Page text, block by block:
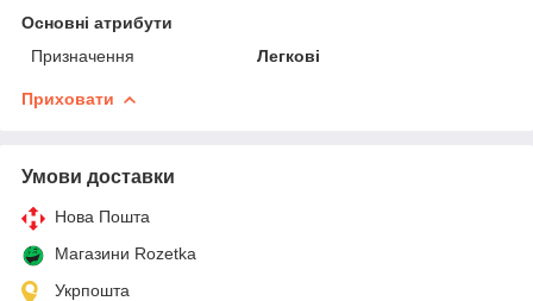
Основні атрибути
Призначення
Легкові
Приховати
Умови доставки
Нова Пошта
Магазини Rozetka
Укрпошта